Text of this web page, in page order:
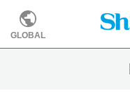
GLOBAL